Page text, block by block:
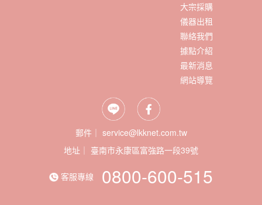
大宗採購
儀器出租
聯絡我們
據點介紹
最新消息
網站導覽
郵件｜ service@lkknet.com.tw
地址｜
客服專線 0800-600-515